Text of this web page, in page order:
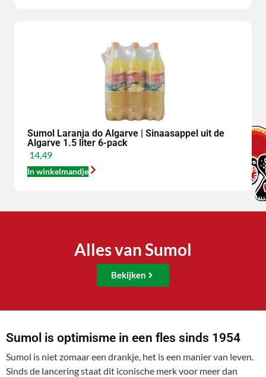
Sumol Laranja do Algarve | Sinaasappel uit de
Algarve 1.5 liter 6-pack
14,49
In winkelmandje
Alles van Sumol
Bekijken
Sumol is optimisme in een fles sinds 1954
Sumol is niet zomaar een drankje, het is een manier van leven.
Sinds de lancering staat dit iconische merk voor meer dan